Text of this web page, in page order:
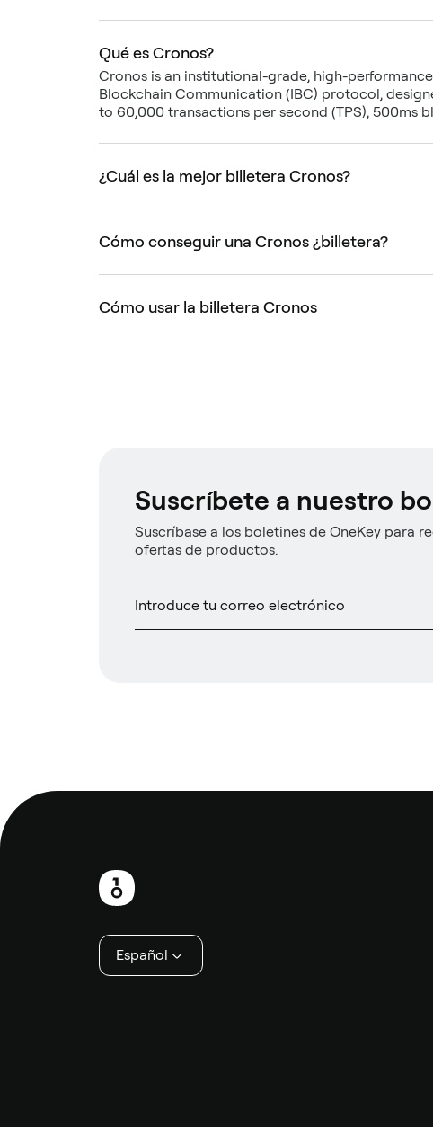
Qué es Cronos?
Cronos is an institutional-grade, high-
Blockchain Communication (IBC) protocol,
to 60,000 transactions per second (TPS), 500ms
¿Cuál es la mejor billetera Cronos?
Cómo conseguir una Cronos ¿billetera?
Cómo usar la billetera Cronos
Suscríbete a nuestro
Suscríbase a los boletines de OneKey para
ofertas de productos.
Español